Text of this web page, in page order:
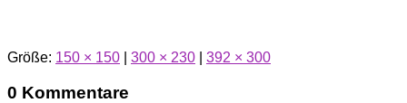
Größe: 150 × 150 300 × 230 392 × 300
0 Kommentare